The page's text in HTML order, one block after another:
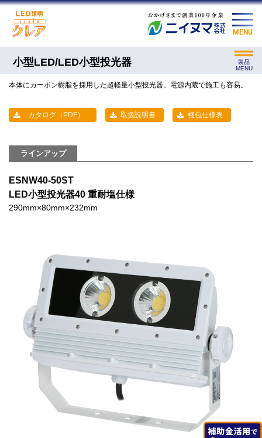
MENU
小型LED/LED小型投光器
製品
MENU
本体にカーボン樹脂を採用した超軽量小型投光器。電源内蔵で施工も容易。
カタログ（PDF） 取扱説明書 梱包仕様表
ラインアップ
ESNW40-50ST
LED小型投光器40 重耐塩仕様
290mm×80mm×232mm